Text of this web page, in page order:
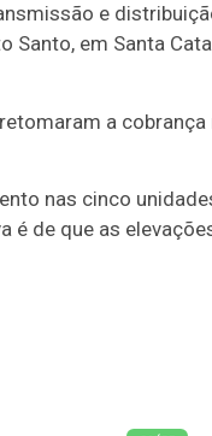
e
em Santa
a
nas cinco
é de que as